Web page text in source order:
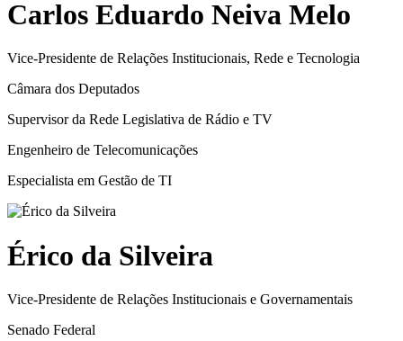
Carlos Eduardo Neiva Melo
Vice-Presidente de Relações Institucionais, Rede e Tecnologia
Câmara dos Deputados
Supervisor da Rede Legislativa de Rádio e TV
Engenheiro de Telecomunicações
Especialista em Gestão de TI
Érico da Silveira
Vice-Presidente de Relações Institucionais e Governamentais
Senado Federal